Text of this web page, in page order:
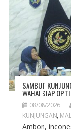
SAMBUT
WAHAI SIAP
08/08/2026
KUNJUNGAN,
Ambon,